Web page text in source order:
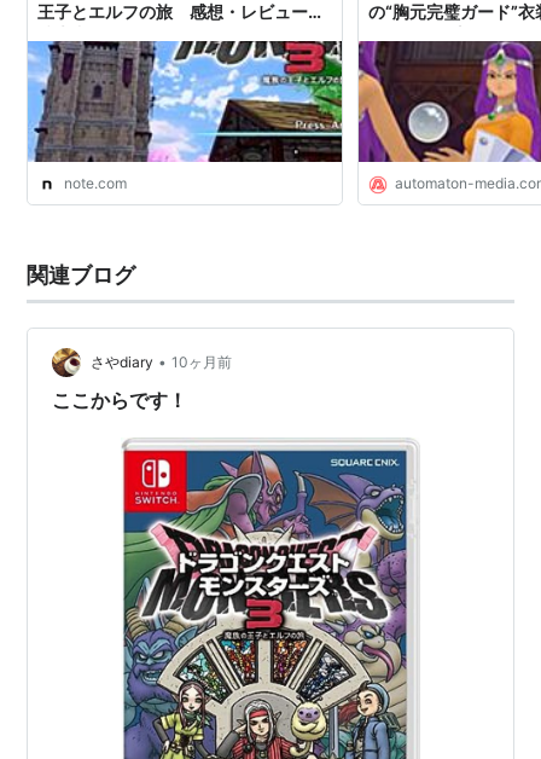
王子とエルフの旅 感想・レビュー｜
note.com
の“胸元完璧ガード”
AUTOMATON
automaton-
関連ブログ
さやdiary • 10ヶ月前
ここからです！